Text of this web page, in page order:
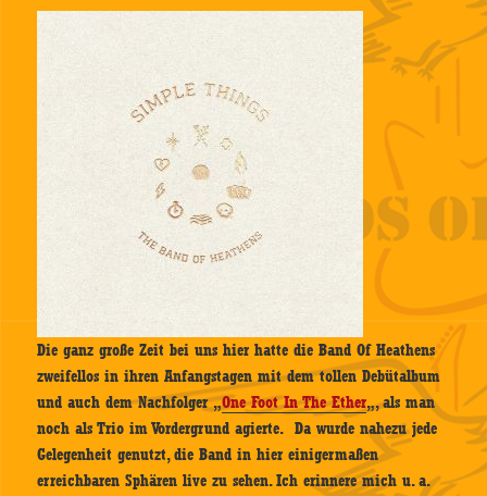
Die ganz große Zeit bei uns hier hatte die Band Of Heathens
zweifellos in ihren Anfangstagen mit dem tollen Debütalbum
und auch dem Nachfolger „One Foot In The Ether„, als man
noch als Trio im Vordergrund agierte. Da wurde nahezu jede
Gelegenheit genutzt, die Band in hier einigermaßen
erreichbaren Sphären live zu sehen. Ich erinnere mich u. a.